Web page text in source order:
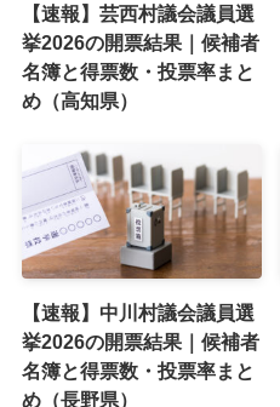
【速報】芸西村議会議員選
挙2026の開票結果｜候補者
名簿と得票数・投票率まと
め（高知県）
【速報】中川村議会議員選
挙2026の開票結果｜候補者
名簿と得票数・投票率まと
め（長野県）